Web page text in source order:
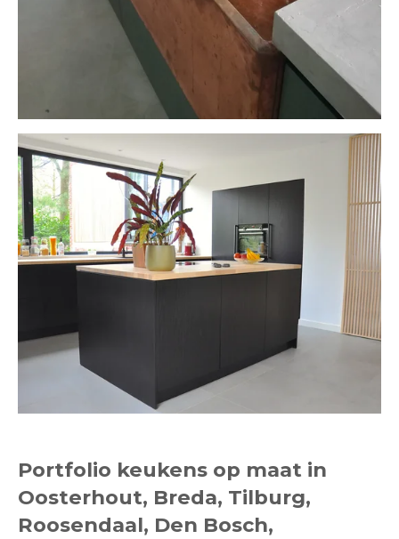
Portfolio keukens op maat in
Oosterhout, Breda, Tilburg,
Roosendaal, Den Bosch,